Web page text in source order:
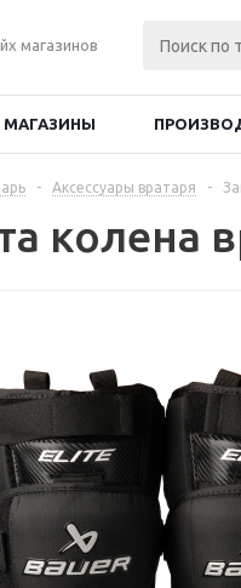
магазинов
МАГАЗИНЫ
- Аксессуары вратаря -
колена